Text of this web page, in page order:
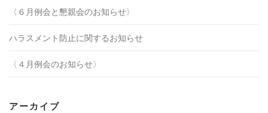
〈６月例会と懇親会のお知らせ〉
ハラスメント防止に関するお知らせ
〈４月例会のお知らせ〉
アーカイブ